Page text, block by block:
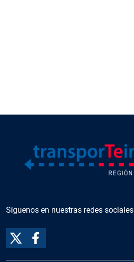
Síguenos en nuestras redes sociales